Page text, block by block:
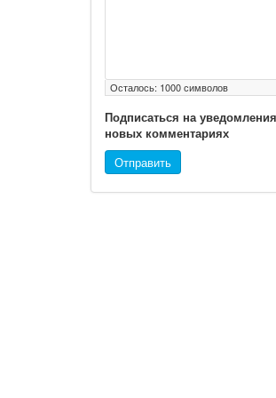
Осталось: 1000символов
Подписаться на
новых комментариях
Отправить